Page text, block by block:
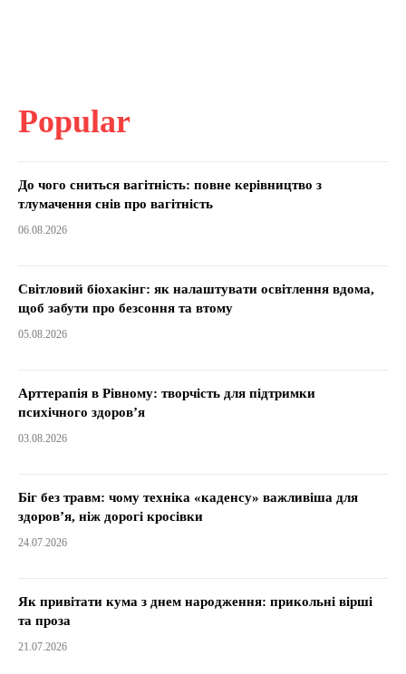
Popular
До чого сниться вагітність: повне керівництво з
тлумачення снів про вагітність
06.08.2026
Світловий біохакінг: як налаштувати освітлення вдома,
щоб забути про безсоння та втому
05.08.2026
Арттерапія в Рівному: творчість для підтримки
психічного здоров’я
03.08.2026
Біг без травм: чому техніка «каденсу» важливіша для
здоров’я, ніж дорогі кросівки
24.07.2026
Як привітати кума з днем народження: прикольні вірші
та проза
21.07.2026